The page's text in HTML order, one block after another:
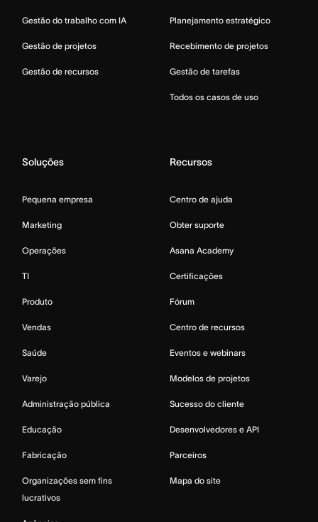
Gestão do trabalho com IA
Gestão de projetos
Gestão de recursos
Planejamento estratégico
Recebimento de projetos
Gestão de tarefas
Todos os casos de uso
Soluções
Pequena empresa
Marketing
Operações
TI
Produto
Vendas
Saúde
Varejo
Administração pública
Educação
Fabricação
Organizações sem fins
lucrativos
Recursos
Centro de ajuda
Obter suporte
Asana Academy
Certificações
Fórum
Centro de recursos
Eventos e webinars
Modelos de projetos
Sucesso do cliente
Desenvolvedores e API
Parceiros
Mapa do site